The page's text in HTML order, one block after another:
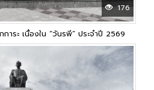
176
าระ เนื่องใน “วันรพี” ประจำปี 2569